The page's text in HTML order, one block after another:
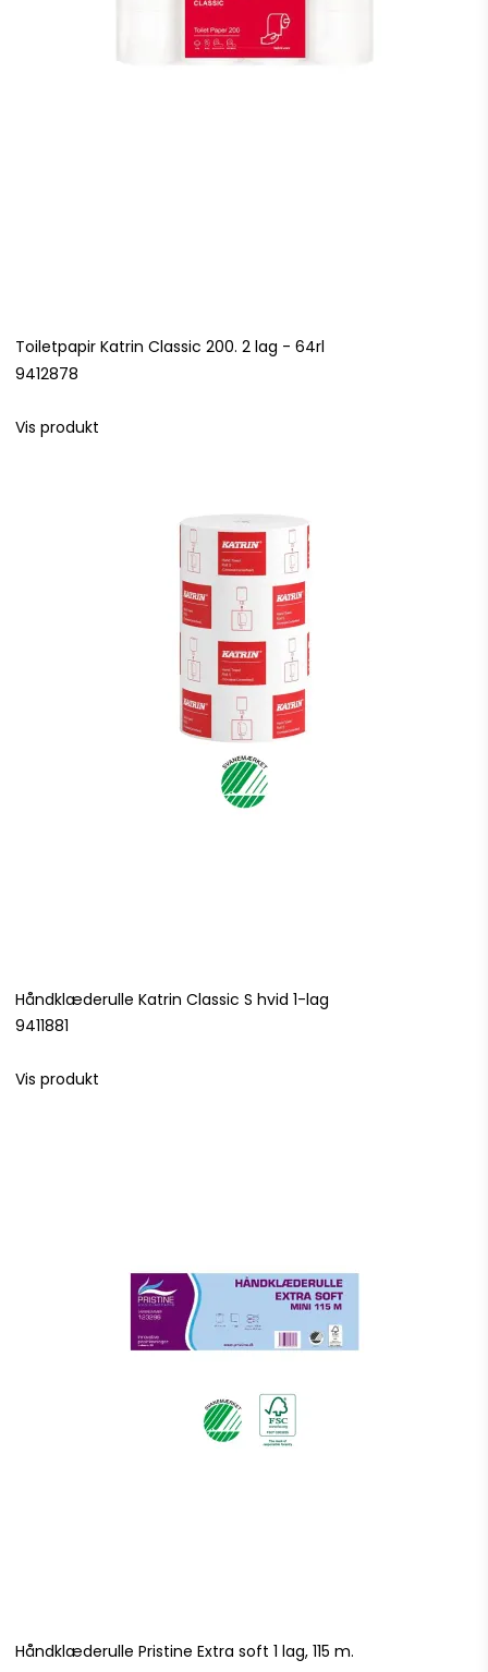
Toiletpapir Katrin Classic 200. 2 lag - 64rl
9412878
Vis produkt
Håndklæderulle Katrin Classic S hvid 1-lag
9411881
Vis produkt
Håndklæderulle Pristine Extra soft 1 lag, 115 m.